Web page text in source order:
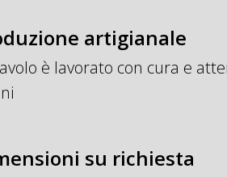
artigianale
è lavorato con cura e
su richiesta